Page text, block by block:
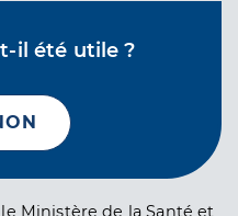
il été utile ?
Ministère de la Santé et